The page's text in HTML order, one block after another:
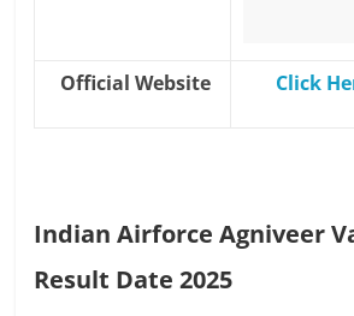
Official Website Click
Indian Airforce Agniveer
Result Date 2025